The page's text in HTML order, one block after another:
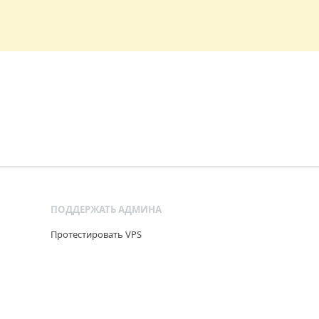
ПОДДЕРЖАТЬ АДМИНА
Протестировать VPS